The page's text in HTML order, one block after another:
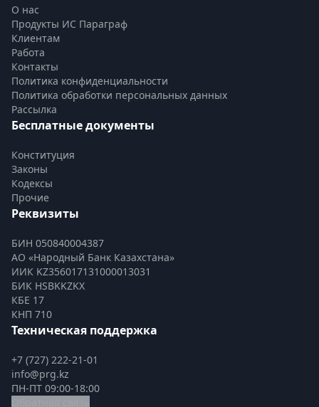
О нас
Продукты ИС Параграф
Клиентам
Работа
Контакты
Политика конфиденциальности
Политика обработки персональных данных
Рассылка
Бесплатные документы
Конституция
Законы
Кодексы
Прочие
Реквизиты
БИН 050840004387
АО «Народный Банк Казахстана»
ИИК KZ356017131000013031
БИК HSBKKZKX
КБЕ 17
КНП 710
Техническая поддержка
+7 (727) 222-21-01
info@prg.kz
ПН-ПТ 09:00-18:00